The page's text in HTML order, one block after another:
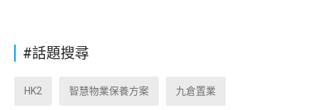
#話題搜尋
HK2 智慧物業保養方案 九倉置業